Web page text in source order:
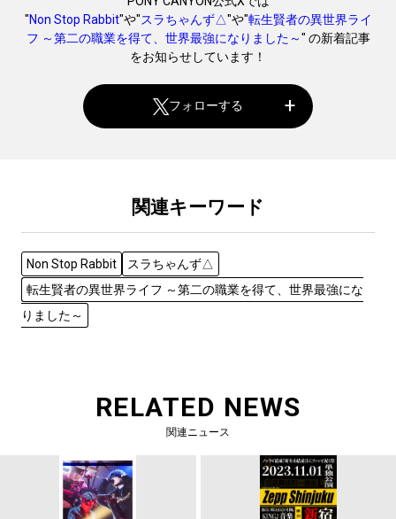
"Non Stop Rabbit"や"スラちゃんず△"や"転生賢者の異世界ライ
フ ～第二の職業を得て、世界最強になりました～" の新着記事
をお知らせしています！
フォローする
関連キーワード
Non Stop Rabbit
スラちゃんず△
転生賢者の異世界ライフ ～第二の職業を得て、世界最強にな
りました～
RELATED NEWS
関連ニュース